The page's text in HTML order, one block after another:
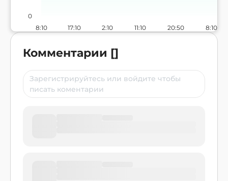
8:10 17:10 2:10 11:10 20:50 8:10
0
Комментарии []